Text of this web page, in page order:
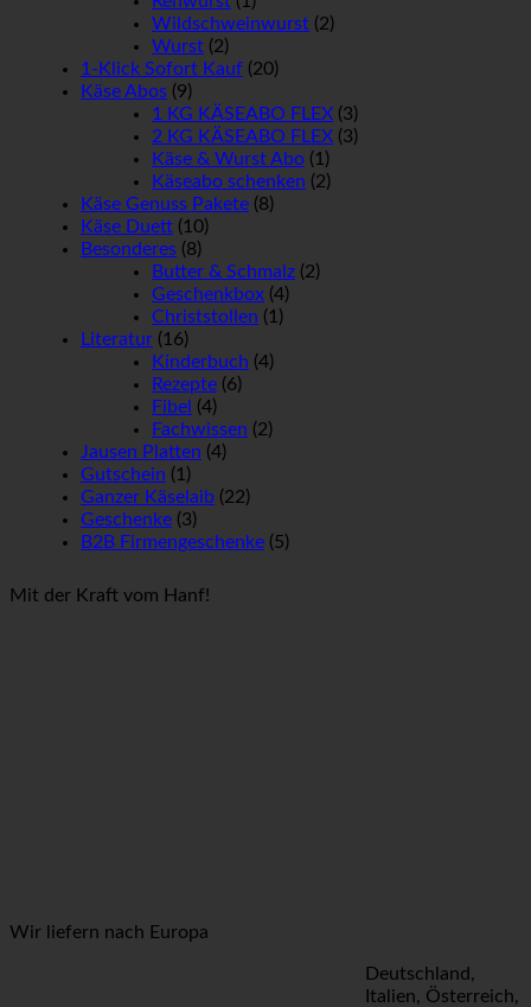
Wildschweinwurst (2)
Wurst (2)
1-Klick Sofort Kauf (20)
Käse Abos (9)
1 KG KÄSEABO FLEX (3)
2 KG KÄSEABO FLEX (3)
Käse & Wurst Abo (1)
Käseabo schenken (2)
Käse Genuss Pakete (8)
Käse Duett (10)
Besonderes (8)
Butter & Schmalz (2)
Geschenkbox (4)
Christstollen (1)
Literatur (16)
Kinderbuch (4)
Rezepte (6)
Fibel (4)
Fachwissen (2)
Jausen Platten (4)
Gutschein (1)
Ganzer Käselaib (22)
Geschenke (3)
B2B Firmengeschenke (5)
Mit der Kraft vom Hanf!
Wir liefern nach Europa
Deutschland,
Italien, Österreich,